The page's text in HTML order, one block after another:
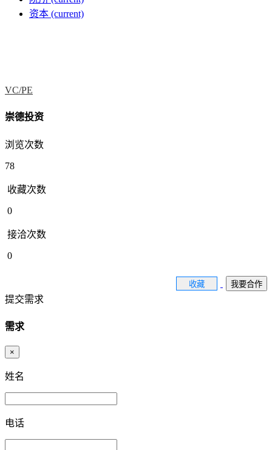
资本 (current)
VC/PE
崇德投资
浏览次数
78
收藏次数
0
接洽次数
0
收藏 我要合作
提交需求
需求
×
姓名
电话